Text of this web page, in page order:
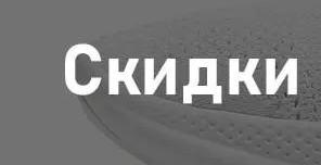
Vlad Zorkyк записиНедорогие
маршрутизаторы с поддержкой Wi-Fi 7:
TP-Link 7DR7270 и 7DR7290.